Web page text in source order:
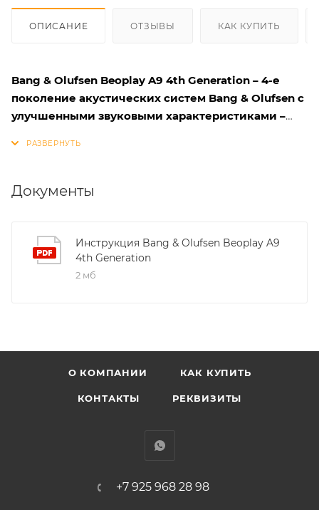
ОПИСАНИЕ ОТЗЫВЫ КАК КУПИТЬ
Bang & Olufsen Beoplay A9 4th Generation – 4-е
поколение акустических систем Bang & Olufsen с
улучшенными звуковыми характеристиками –
Включайте разную музыку в отдельных комнатах
колонка, которая без проблем поддерживает
встроенную технологию Chromecast, AirPlay 2 и
Bluetooth, а также подключается к любым колонкам,
Звук. Заполните любое пространство культовым
детализированным фирменным звуком Bang &
ваттной системе цифрового усиления. Встроенная
Документы
Инструкция Bang & Olufsen Beoplay A9
4th Generation
2 мб
О КОМПАНИИ КАК КУПИТЬ
КОНТАКТЫ РЕКВИЗИТЫ
+7 925 968 28 98